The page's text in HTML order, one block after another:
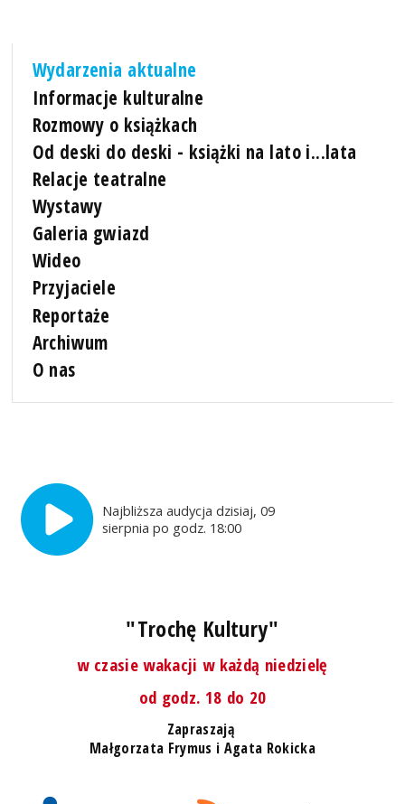
Wydarzenia aktualne
Informacje kulturalne
Rozmowy o książkach
Od deski do deski - książki na lato i...lata
Relacje teatralne
Wystawy
Galeria gwiazd
Wideo
Przyjaciele
Reportaże
Archiwum
O nas
Najbliższa audycja dzisiaj, 09
sierpnia po godz. 18:00
"Trochę Kultury"
w czasie wakacji w każdą niedzielę
od godz. 18 do 20
Zapraszają
Małgorzata Frymus i Agata Rokicka